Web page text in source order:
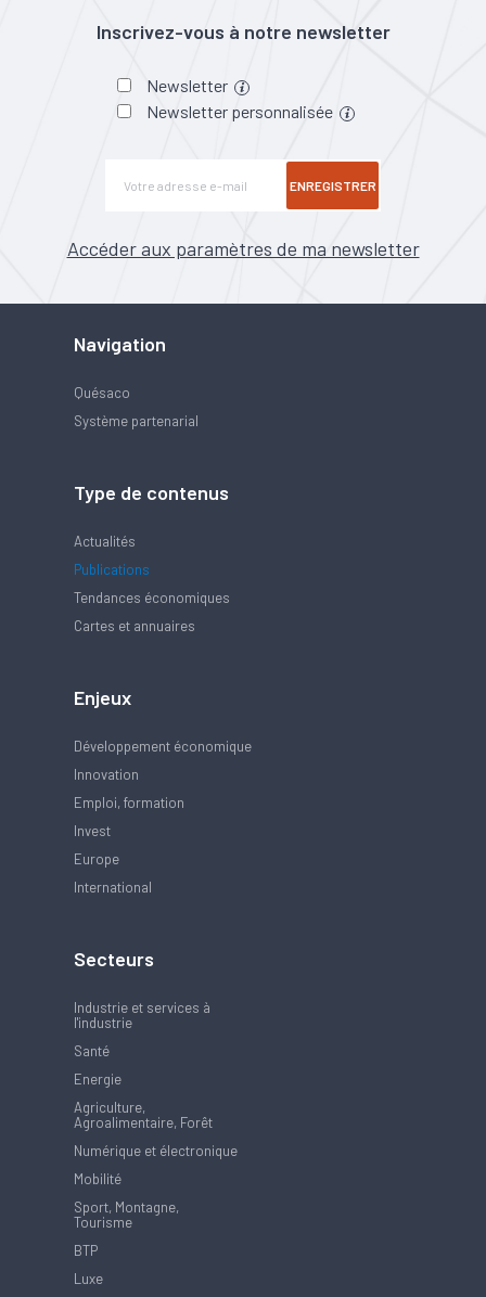
Inscrivez-vous à notre newsletter
Newsletter
Newsletter personnalisée
ENREGISTRER
Accéder aux paramètres de ma newsletter
Navigation
Quésaco
Système partenarial
Type de contenus
Actualités
Publications
Tendances économiques
Cartes et annuaires
Enjeux
Développement économique
Innovation
Emploi, formation
Invest
Europe
International
Secteurs
Industrie et services à
l'industrie
Santé
Energie
Agriculture,
Agroalimentaire, Forêt
Numérique et électronique
Mobilité
Sport, Montagne,
Tourisme
BTP
Luxe